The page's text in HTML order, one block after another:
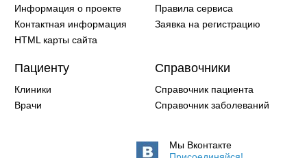
Информация о проекте
Контактная информация
HTML карты сайта
Правила сервиса
Заявка на регистрацию
Пациенту
Клиники
Врачи
Справочники
Справочник пациента
Справочник заболеваний
Мы Вконтакте